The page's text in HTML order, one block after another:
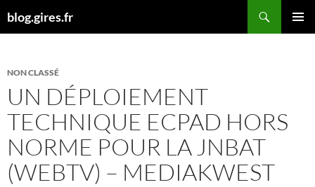
aublog.gires.fr
NON CLASSÉ
UN DÉPLOIEMENT
TECHNIQUE ECPAD HORS
NORME POUR LA JNBAT
(WEBTV) – MEDIAKWEST